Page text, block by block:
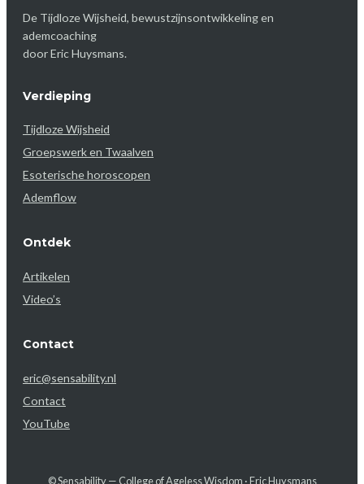
De Tijdloze Wijsheid, bewustzijnsontwikkeling en
ademcoaching
door Eric Huysmans.
Verdieping
Tijdloze Wijsheid
Groepswerk en Twaalven
Esoterische horoscopen
Ademflow
Ontdek
Artikelen
Video’s
Contact
eric@sensability.nl
Contact
YouTube
© Sensability — College of Ageless Wisdom · Eric Huysmans